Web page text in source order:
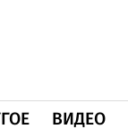
ВИДЕО